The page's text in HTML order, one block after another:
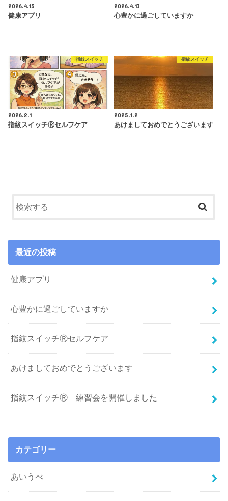
2026.4.15
健康アプリ
2026.4.13
心豊かに過ごしていますか
指紋スイッチ
2026.2.1
指紋スイッチⓇセルフケア
指紋スイッチ
2025.1.2
あけましておめでとうございます
最近の投稿
健康アプリ
心豊かに過ごしていますか
指紋スイッチⓇセルフケア
あけましておめでとうございます
指紋スイッチⓇ 練習会を開催しました
カテゴリー
あいうべ